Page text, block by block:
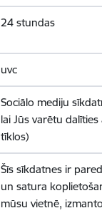
24 stundas
uvc
Sociālo mediju
lai Jūs varētu
tīklos)
Šīs sīkdatnes ir
un satura
mūsu vietnē,